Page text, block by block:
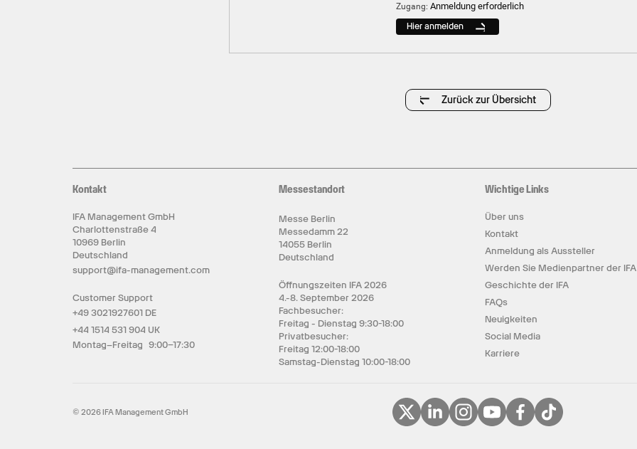
Zugang: Anmeldung erforderlich
Hier anmelden
Zurück zur Übersicht
Kontakt
IFA Management GmbH
Charlottenstraße 4
10969 Berlin
Deutschland
support@ifa-management.com
Customer Support
+49 3021927601 DE
+44 1514 531 904 UK
Montag–Freitag 9:00–17:30
Messestandort
Messe Berlin
Messedamm 22
14055 Berlin
Deutschland
Öffnungszeiten IFA 2026
4.-8. September 2026
Fachbesucher:
Freitag - Dienstag 9:30-18:00
Privatbesucher:
Freitag 12:00-18:00
Samstag-Dienstag 10:00-18:00
Wichtige Links
Über uns
Kontakt
Anmeldung als Aussteller
Werden Sie Medienpartner der IFA
Geschichte der IFA
FAQs
Neuigkeiten
Social Media
Karriere
© 2026 IFA Management GmbH